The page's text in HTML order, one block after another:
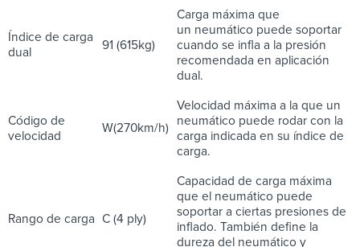
Índice de carga
dual
91 (615kg)
Carga máxima que
un neumático puede soportar
cuando se infla a la presión
recomendada en aplicación
dual.
Código de
velocidad
W(270km/h)
Velocidad máxima a la que un
neumático puede rodar con la
carga indicada en su índice de
carga.
Rango de carga C (4 ply)
Capacidad de carga máxima
que el neumático puede
soportar a ciertas presiones de
inflado. También define la
dureza del neumático y